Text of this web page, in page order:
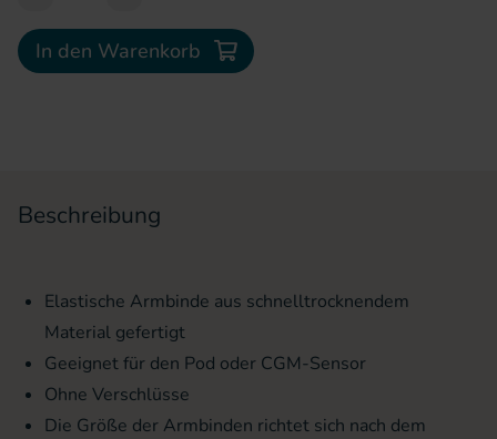
In den Warenkorb
Beschreibung
Elastische Armbinde aus schnelltrocknendem
Material gefertigt
Geeignet für den Pod oder CGM-Sensor
Ohne Verschlüsse
Die Größe der Armbinden richtet sich nach dem